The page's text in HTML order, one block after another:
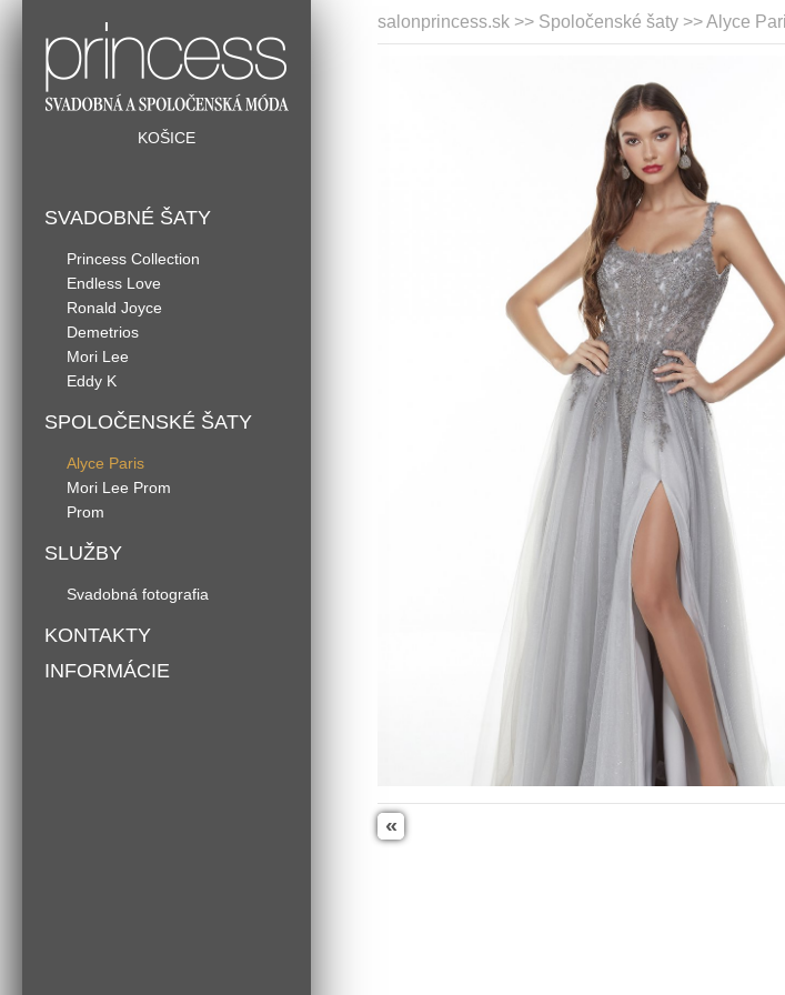
KOŠICE
SVADOBNÉ ŠATY
Princess Collection
Endless Love
Ronald Joyce
Demetrios
Mori Lee
Eddy K
SPOLOČENSKÉ ŠATY
Alyce Paris
Mori Lee Prom
Prom
SLUŽBY
Svadobná fotografia
KONTAKTY
INFORMÁCIE
salonprincess.sk >> Spoločenské šaty >>Alyce
«